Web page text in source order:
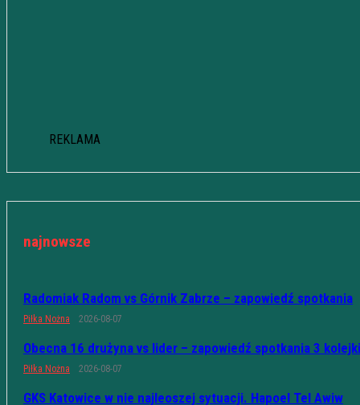
REKLAMA
najnowsze
Radomiak Radom vs Górnik Zabrze – zapowiedź spotkania
Piłka Nożna 2026-08-07
Obecna 16 drużyna vs lider – zapowiedź spotkania 3 kolejki
Piłka Nożna 2026-08-07
GKS Katowice w nie najleoszej sytuacji. Hapoel Tel Awiw